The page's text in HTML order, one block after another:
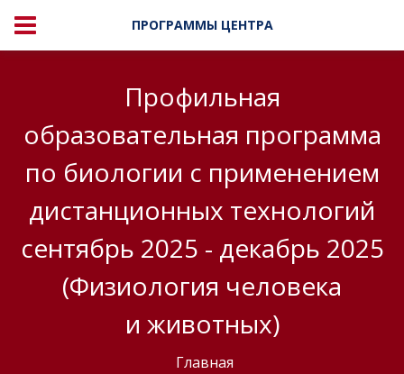
ПРОГРАММЫ ЦЕНТРА
Профильная
образовательная программа
по биологии с применением
дистанционных технологий
сентябрь 2025 - декабрь 2025
(Физиология человека
и животных)
Главная